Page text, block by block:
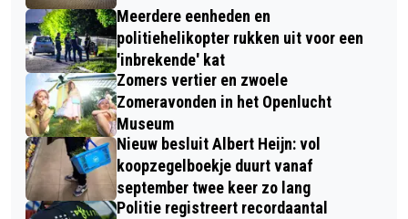
Meerdere eenheden en
politiehelikopter rukken uit voor een
'inbrekende' kat
Zomers vertier en zwoele
Zomeravonden in het Openlucht
Museum
Nieuw besluit Albert Heijn: vol
koopzegelboekje duurt vanaf
september twee keer zo lang
Politie registreert recordaantal